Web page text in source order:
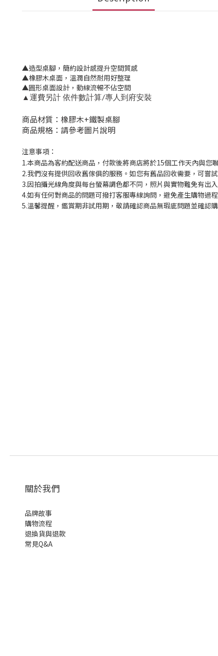
▲造型桌腳，簡約設計感提升空間質感
▲橡膠木桌面，溫潤自然耐用好整理
▲圓形桌面設計，動線流暢不佔空間
▲運費另計 依件數計算/專人到府安裝
商品材質：橡膠木+鐵製桌腳
商品規格：請參考圖片說明
注意事項：
1.本商品為客約配送商品，付款後將商店將於15個工作天內與您
2.我們沒有提供回收舊傢俱的服務。如您有舊品回收需要，可嘗
3.因拍攝光線角度與每台螢幕調色都不同，照片與實物難免有出
4.如有任何對商品的問題可撥打客服專線詢問，避免產生購物過
5.溫馨提醒，鑑賞期非試用期，敬請確認商品無瑕庛問題並確認
關於我們
品牌故事
購物流程
退換貨與退款
常見Q&A